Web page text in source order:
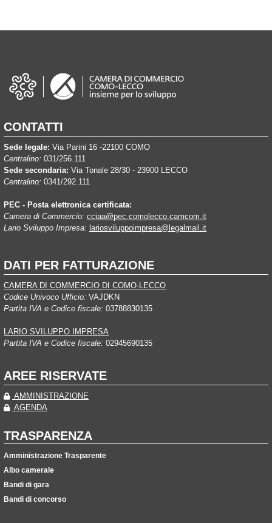
CONTATTI
Sede legale: Via Parini 16 -22100 COMO
Centralino: 031/256.111
Sede secondaria: Via Tonale 28/30 - 23900 LECCO
Centralino: 0341/292.111
PEC - Posta elettronica certificata:
Camera di Commercio: cciaa@pec.comolecco.camcom.it
Lario Sviluppo Impresa: lariosviluppoimpresa@legalmail.it
DATI PER FATTURAZIONE
CAMERA DI COMMERCIO DI COMO-LECCO
Codice Univoco Ufficio: VAJDKN
Partita IVA e Codice fiscale: 03788830135
LARIO SVILUPPO IMPRESA
Partita IVA e Codice fiscale: 02945690135
AREE RISERVATE
AMMINISTRAZIONE
AGENDA
TRASPARENZA
Amministrazione Trasparente
Albo camerale
Bandi di gara
Bandi di concorso